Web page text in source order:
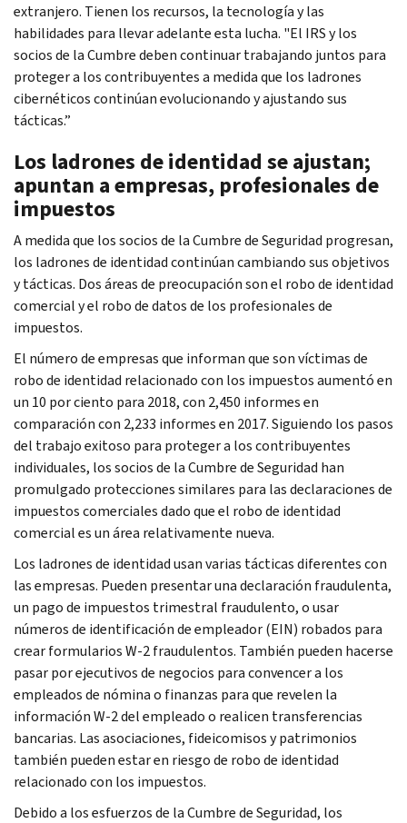
extranjero. Tienen los recursos, la tecnología y las
habilidades para llevar adelante esta lucha. "El IRS y los
socios de la Cumbre deben continuar trabajando juntos para
proteger a los contribuyentes a medida que los ladrones
cibernéticos continúan evolucionando y ajustando sus
tácticas.”
Los ladrones de identidad se ajustan;
apuntan a empresas, profesionales de
impuestos
A medida que los socios de la Cumbre de Seguridad progresan,
los ladrones de identidad continúan cambiando sus objetivos
y tácticas. Dos áreas de preocupación son el robo de identidad
comercial y el robo de datos de los profesionales de
impuestos.
El número de empresas que informan que son víctimas de
robo de identidad relacionado con los impuestos aumentó en
un 10 por ciento para 2018, con 2,450 informes en
comparación con 2,233 informes en 2017. Siguiendo los pasos
del trabajo exitoso para proteger a los contribuyentes
individuales, los socios de la Cumbre de Seguridad han
promulgado protecciones similares para las declaraciones de
impuestos comerciales dado que el robo de identidad
comercial es un área relativamente nueva.
Los ladrones de identidad usan varias tácticas diferentes con
las empresas. Pueden presentar una declaración fraudulenta,
un pago de impuestos trimestral fraudulento, o usar
números de identificación de empleador (EIN) robados para
crear formularios W-2 fraudulentos. También pueden hacerse
pasar por ejecutivos de negocios para convencer a los
empleados de nómina o finanzas para que revelen la
información W-2 del empleado o realicen transferencias
bancarias. Las asociaciones, fideicomisos y patrimonios
también pueden estar en riesgo de robo de identidad
relacionado con los impuestos.
Debido a los esfuerzos de la Cumbre de Seguridad, los